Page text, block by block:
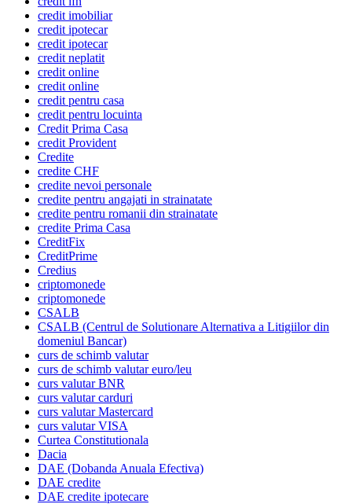
credit imobiliar
credit ipotecar
credit ipotecar
credit neplatit
credit online
credit online
credit pentru casa
credit pentru locuinta
Credit Prima Casa
credit Provident
Credite
credite CHF
credite nevoi personale
credite pentru angajati in strainatate
credite pentru romanii din strainatate
credite Prima Casa
CreditFix
CreditPrime
Credius
criptomonede
criptomonede
CSALB
CSALB (Centrul de Solutionare Alternativa a Litigiilor din
domeniul Bancar)
curs de schimb valutar
curs de schimb valutar euro/leu
curs valutar BNR
curs valutar carduri
curs valutar Mastercard
curs valutar VISA
Curtea Constitutionala
Dacia
DAE (Dobanda Anuala Efectiva)
DAE credite
DAE credite ipotecare